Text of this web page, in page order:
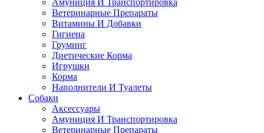
Амуниция И Транспортировка
Ветеринарные Препараты
Витамины И Добавки
Гигиена
Груминг
Диетические Корма
Игрушки
Корма
Наполнители И Туалеты
Собаки
Аксессуары
Амуниция И Транспортировка
Ветеринарные Препараты